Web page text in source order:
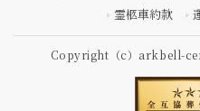
霊柩車約款
Copyright（c）arkbell-